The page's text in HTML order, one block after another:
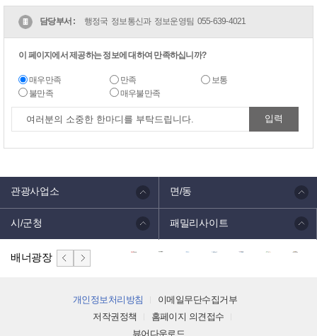
담당부서 : 행정국 정보통신과 정보운영팀 055-639-4021
이 페이지에서 제공하는 정보에 대하여 만족하십니까?
매우만족 만족
보통
불만족
매우불만족
관광사업소 면/동
시/군청 패밀리사이트
배너광장
개인정보처리방침
이메일무단수집거부
저작권정책
홈페이지 의견접수
뷰어다운로드